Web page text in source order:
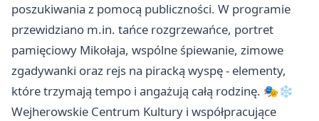
poszukiwania z pomocą publiczności. W programie
przewidziano m.in. tańce rozgrzewańce, portret
pamięciowy Mikołaja, wspólne śpiewanie, zimowe
zgadywanki oraz rejs na piracką wyspę - elementy,
które trzymają tempo i angażują całą rodzinę. 🎭❄️
Wejherowskie Centrum Kultury i współpracujące